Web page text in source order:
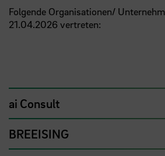
Folgende Organisationen/
21.04.2026 vertreten:
ai Consult
BREEISING